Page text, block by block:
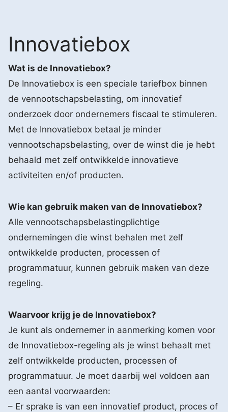
Innovatiebox
Wat is de Innovatiebox?
De Innovatiebox is een speciale tariefbox binnen
de vennootschapsbelasting, om innovatief
onderzoek door ondernemers fiscaal te stimuleren.
Met de Innovatiebox betaal je minder
vennootschapsbelasting, over de winst die je hebt
behaald met zelf ontwikkelde innovatieve
activiteiten en/of producten.
Wie kan gebruik maken van de Innovatiebox?
Alle vennootschapsbelastingplichtige
ondernemingen die winst behalen met zelf
ontwikkelde producten, processen of
programmatuur, kunnen gebruik maken van deze
regeling.
Waarvoor krijg je de Innovatiebox?
Je kunt als ondernemer in aanmerking komen voor
de Innovatiebox-regeling als je winst behaalt met
zelf ontwikkelde producten, processen of
programmatuur. Je moet daarbij wel voldoen aan
een aantal voorwaarden:
– Er sprake is van een innovatief product, proces of